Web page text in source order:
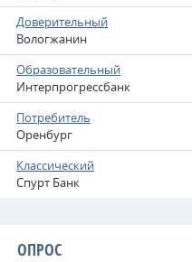
Доверительный
Вологжанин
Образовательный
Интерпрогрессбанк
Потребитель
Оренбург
Классический
Спурт Банк
ОПРОС